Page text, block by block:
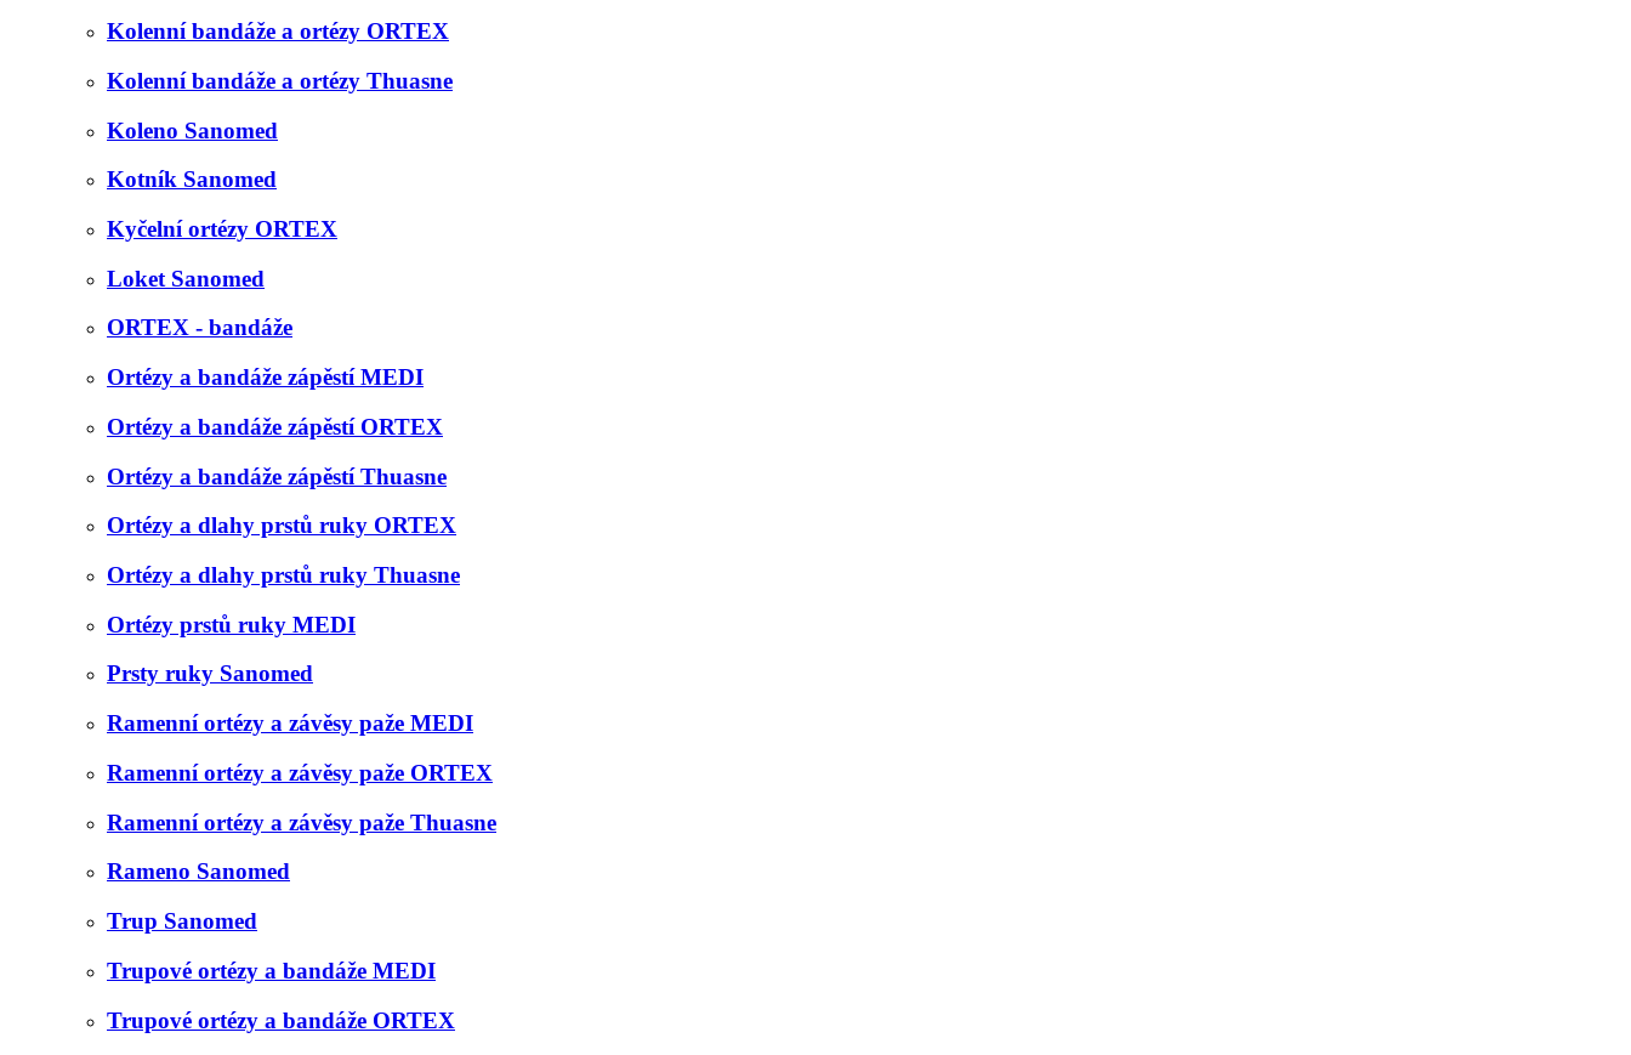
Kolenní bandáže a ortézy ORTEX
Kolenní bandáže a ortézy Thuasne
Koleno Sanomed
Kotník Sanomed
Kyčelní ortézy ORTEX
Loket Sanomed
ORTEX - bandáže
Ortézy a bandáže zápěstí MEDI
Ortézy a bandáže zápěstí ORTEX
Ortézy a bandáže zápěstí Thuasne
Ortézy a dlahy prstů ruky ORTEX
Ortézy a dlahy prstů ruky Thuasne
Ortézy prstů ruky MEDI
Prsty ruky Sanomed
Ramenní ortézy a závěsy paže MEDI
Ramenní ortézy a závěsy paže ORTEX
Ramenní ortézy a závěsy paže Thuasne
Rameno Sanomed
Trup Sanomed
Trupové ortézy a bandáže MEDI
Trupové ortézy a bandáže ORTEX